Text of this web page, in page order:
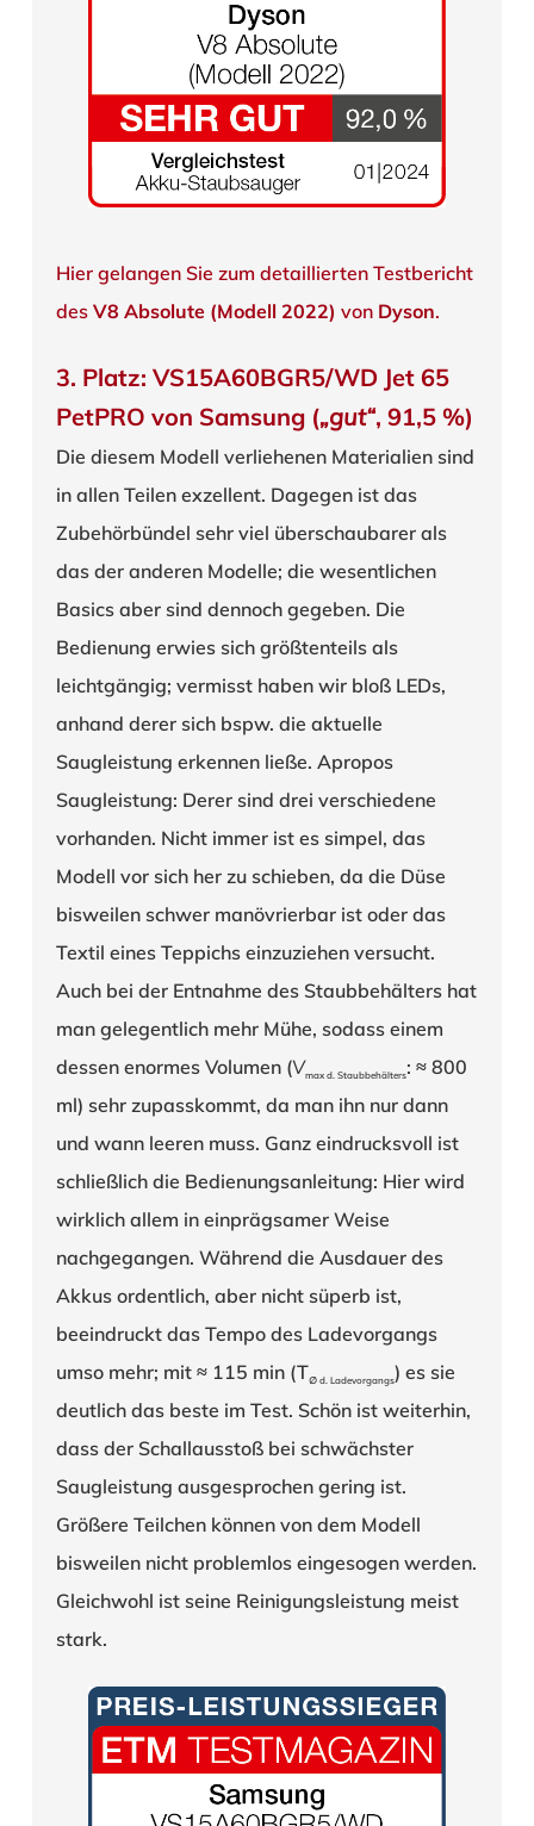
Hier gelangen Sie zum detaillierten Testbericht
des V8 Absolute (Modell 2022) von Dyson.
3. Platz: VS15A60BGR5/WD Jet 65
PetPRO von Samsung („gut“, 91,5 %)
Die diesem Modell verliehenen Materialien sind
in allen Teilen exzellent. Dagegen ist das
Zubehörbündel sehr viel überschaubarer als
das der anderen Modelle; die wesentlichen
Basics aber sind dennoch gegeben. Die
Bedienung erwies sich größtenteils als
leichtgängig; vermisst haben wir bloß LEDs,
anhand derer sich bspw. die aktuelle
Saugleistung erkennen ließe. Apropos
Saugleistung: Derer sind drei verschiedene
vorhanden. Nicht immer ist es simpel, das
Modell vor sich her zu schieben, da die Düse
bisweilen schwer manövrierbar ist oder das
Textil eines Teppichs einzuziehen versucht.
Auch bei der Entnahme des Staubbehälters hat
man gelegentlich mehr Mühe, sodass einem
dessen enormes Volumen (Vmax d. Staubbehälters: ≈ 800
ml) sehr zupasskommt, da man ihn nur dann
und wann leeren muss. Ganz eindrucksvoll ist
schließlich die Bedienungsanleitung: Hier wird
wirklich allem in einprägsamer Weise
nachgegangen. Während die Ausdauer des
Akkus ordentlich, aber nicht süperb ist,
beeindruckt das Tempo des Ladevorgangs
umso mehr; mit ≈ 115 min (T∅ d. Ladevorgangs) es sie
deutlich das beste im Test. Schön ist weiterhin,
dass der Schallausstoß bei schwächster
Saugleistung ausgesprochen gering ist.
Größere Teilchen können von dem Modell
bisweilen nicht problemlos eingesogen werden.
Gleichwohl ist seine Reinigungsleistung meist
stark.